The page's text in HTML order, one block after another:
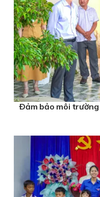
Ðảm bảo môi